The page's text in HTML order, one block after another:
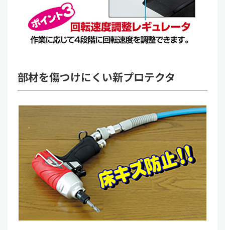
部材を傷つけにくい新プロテクタ